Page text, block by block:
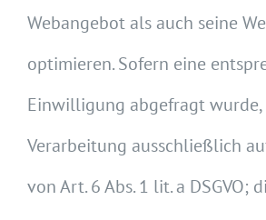
Webangebot als auch seine
optimieren. Sofern eine
Einwilligung abgefragt
Verarbeitung ausschließlich
von Art. 6 Abs. 1 lit. a DSGVO;